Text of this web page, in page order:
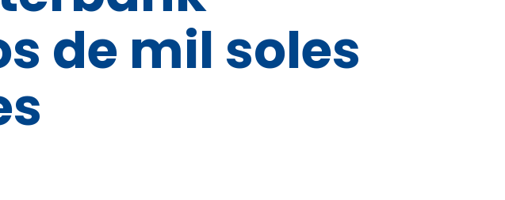
de mil soles